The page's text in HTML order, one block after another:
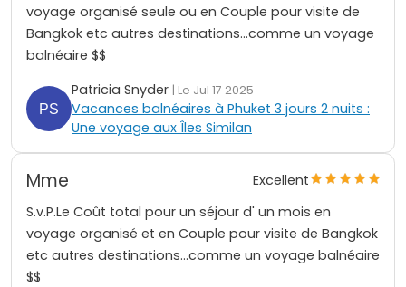
voyage organisé seule ou en Couple pour visite de
Bangkok etc autres destinations...comme un voyage
balnéaire $$
Patricia Snyder | Le Jul 17 2025
Vacances balnéaires à Phuket 3 jours 2 nuits :
Une voyage aux Îles Similan
Mme
Excellent
S.v.P.Le Coût total pour un séjour d' un mois en
voyage organisé et en Couple pour visite de Bangkok
etc autres destinations...comme un voyage balnéaire
$$